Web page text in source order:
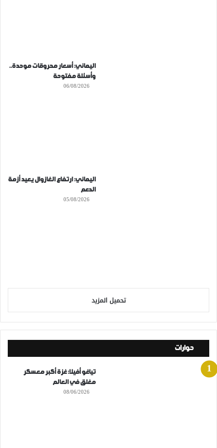
اليماني: أسعار محروقات موحدة..
وأسئلة مفتوحة
06/08/2026
اليماني: ارتفاع الغازوال يعيد أزمة
الدعم
05/08/2026
تحميل المزيد
حوارات
تياغو أفيلا: غزة أكبر معسكر
مغلق في العالم
08/06/2026